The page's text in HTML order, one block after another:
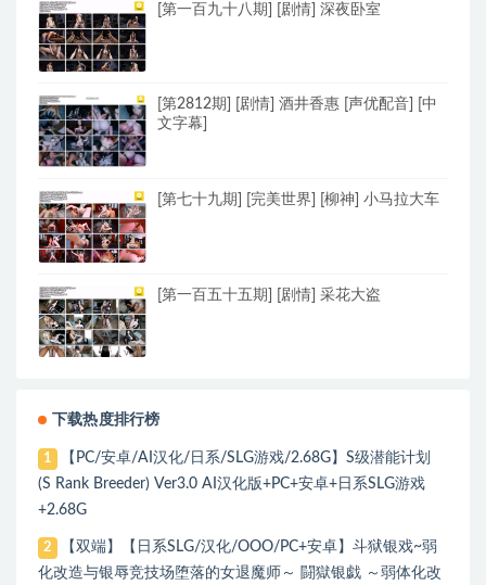
[第一百九十八期] [剧情] 深夜卧室
[第2812期] [剧情] 酒井香惠 [声优配音] [中
文字幕]
[第七十九期] [完美世界] [柳神] 小马拉大车
[第一百五十五期] [剧情] 采花大盗
下载热度排行榜
1
【PC/安卓/AI汉化/日系/SLG游戏/2.68G】S级潜能计划
(S Rank Breeder) Ver3.0 AI汉化版+PC+安卓+日系SLG游戏
+2.68G
2
【双端】【日系SLG/汉化/OOO/PC+安卓】斗狱银戏~弱
化改造与银辱竞技场堕落的女退魔师～ 闘獄银戯 ～弱体化改